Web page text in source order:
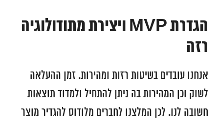
הגדרת MVP ויצירת מתודולוגיה
רזה
אנחנו עובדים בשיטות רזות ומהירות. זמן ההעלאה
לשוק וכן המהירות בה ניתן להתחיל ולמדוד תוצאות
חשובה לנו. לכן המלצנו לחברים מלודוס להגדיר מוצר